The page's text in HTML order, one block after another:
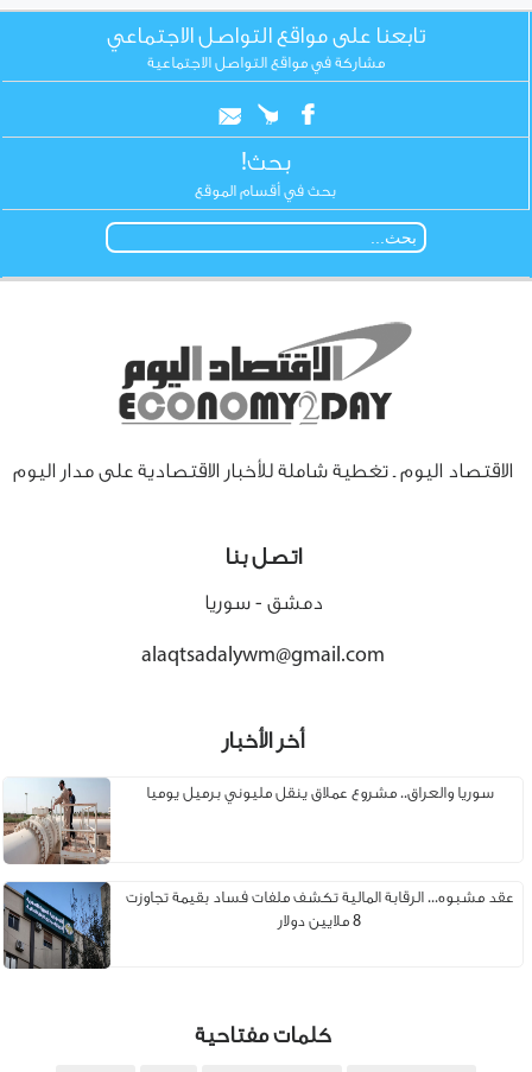
تابعنا على مواقع التواصل الاجتماعي
مشاركة في مواقع التواصل الاجتماعية
بحث!
بحث في أقسام الموقع
الاقتصاد اليوم ـ تغطية شاملة للأخبار الاقتصادية على مدار اليوم
اتصل بنا
دمشق - سوريا
alaqtsadalywm@gmail.com
أخر الأخبار
سوريا والعراق.. مشروع عملاق ينقل مليوني برميل يوميا
عقد مشبوه... الرقابة المالية تكشف ملفات فساد بقيمة تجاوزت
8 ملايين دولار
كلمات مفتاحية